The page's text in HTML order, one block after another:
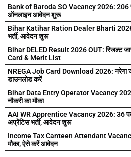
Bank of Baroda SO Vacancy 2026: 206
ऑनलाइन आवेदन शुरू
Bihar Katihar Ration Dealer Bharti 2026:
भर्ती, आवेदन शुरू
Bihar DELED Result 2026 OUT: रिजल्ट
Card & Merit List
NREGA Job Card Download 2026: नरेगा
डाउनलोड करें
Bihar Data Entry Operator Vacancy
नौकरी का मौका
AAI WR Apprentice Vacancy 2026: 36
अप्रेंटिस भर्ती, आवेदन शुरू
Income Tax Canteen Attendant Vacancy
मौका, ऐसे करें आवेदन